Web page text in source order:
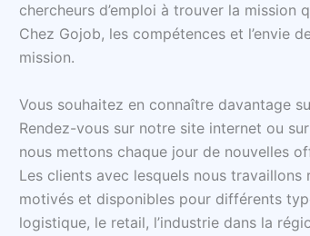
chercheurs d’emploi à trouver la mission
Chez Gojob, les compétences et l’envie
mission.
Vous souhaitez en connaître davantage
Rendez-vous sur notre site internet ou
nous mettons chaque jour de nouvelles
Les clients avec lesquels nous
motivés et disponibles pour différents
logistique, le retail, l’industrie dans la